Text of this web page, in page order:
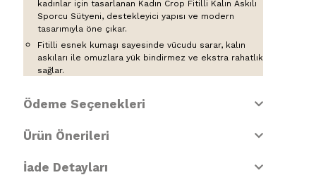
kadınlar için tasarlanan Kadın Crop Fitilli Kalın Askılı
Sporcu Sütyeni, destekleyici yapısı ve modern
tasarımıyla öne çıkar.
Fitilli esnek kumaşı sayesinde vücudu sarar, kalın
askıları ile omuzlara yük bindirmez ve ekstra rahatlık
sağlar.
Ödeme Seçenekleri
Ürün Önerileri
İade Detayları